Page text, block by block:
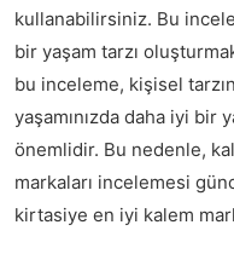
kullanabilirsiniz. Bu
bir yaşam tarzı
bu inceleme, kişisel
yaşamınızda daha iyi bir
önemlidir. Bu nedenle,
markaları incelemesi
kirtasiye en iyi kalem